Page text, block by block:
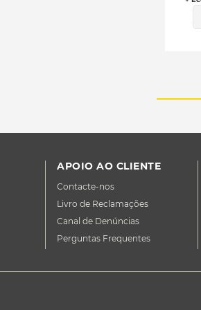
APOIO AO CLIENTE
Contacte-nos
Livro de Reclamações
Canal de Denúncias
Perguntas Frequentes